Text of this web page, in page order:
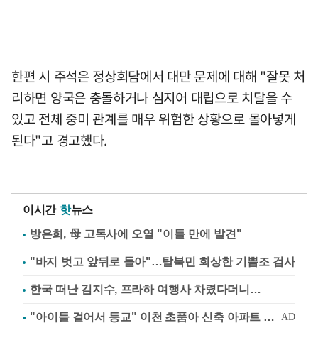
한편 시 주석은 정상회담에서 대만 문제에 대해 "잘못 처
리하면 양국은 충돌하거나 심지어 대립으로 치달을 수
있고 전체 중미 관계를 매우 위험한 상황으로 몰아넣게
된다"고 경고했다.
이시간 핫뉴스
방은희, 母 고독사에 오열 "이틀 만에 발견"
"바지 벗고 앞뒤로 돌아"…탈북민 회상한 기쁨조 검사
한국 떠난 김지수, 프라하 여행사 차렸다더니…